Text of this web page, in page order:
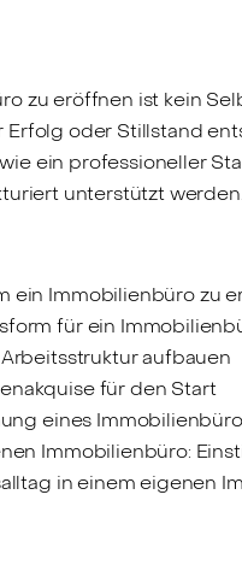
zu eröffnen ist kein
oder Stillstand
ein professioneller
unterstützt werden.
ein Immobilienbüro zu
für ein
aufbauen
für den Start
eines
Immobilienbüro:
in einem eigenen